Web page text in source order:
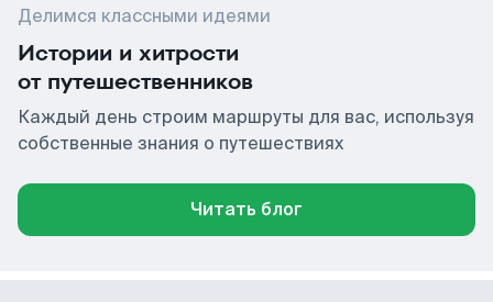
Делимся классными идеями
Истории и хитрости
от путешественников
Каждый день строим маршруты для вас, используя
собственные знания о путешествиях
Читать блог